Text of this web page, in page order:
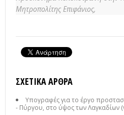
Μητροπολίτης Επιφάνιος,
ΣΧΕΤΙΚΆ ΆΡΘΡΑ
Υπογραφές για το έργο
- Πύργου, στο ύψος των Λαγκαδίων